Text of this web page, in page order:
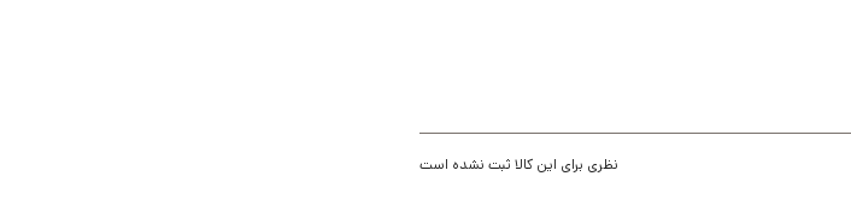
نظری برای این کالا ثبت نشده است